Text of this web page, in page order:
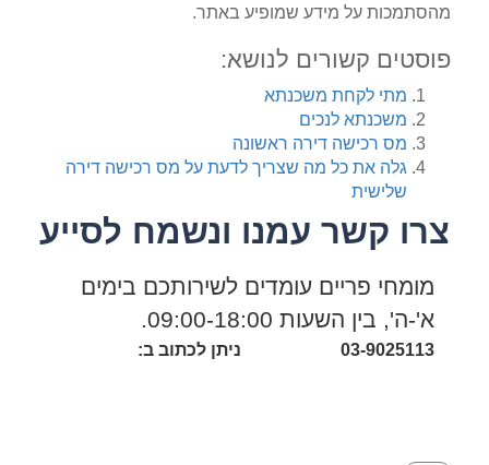
מהסתמכות על מידע שמופיע באתר.
פוסטים קשורים לנושא:
מתי לקחת משכנתא
משכנתא לנכים
מס רכישה דירה ראשונה
גלה את כל מה שצריך לדעת על מס רכישה דירה
שלישית
צרו קשר עמנו ונשמח לסייע
מומחי פריים עומדים לשירותכם בימים
א'-ה', בין השעות 09:00-18:00.
03-9025113 ניתן לכתוב ב: